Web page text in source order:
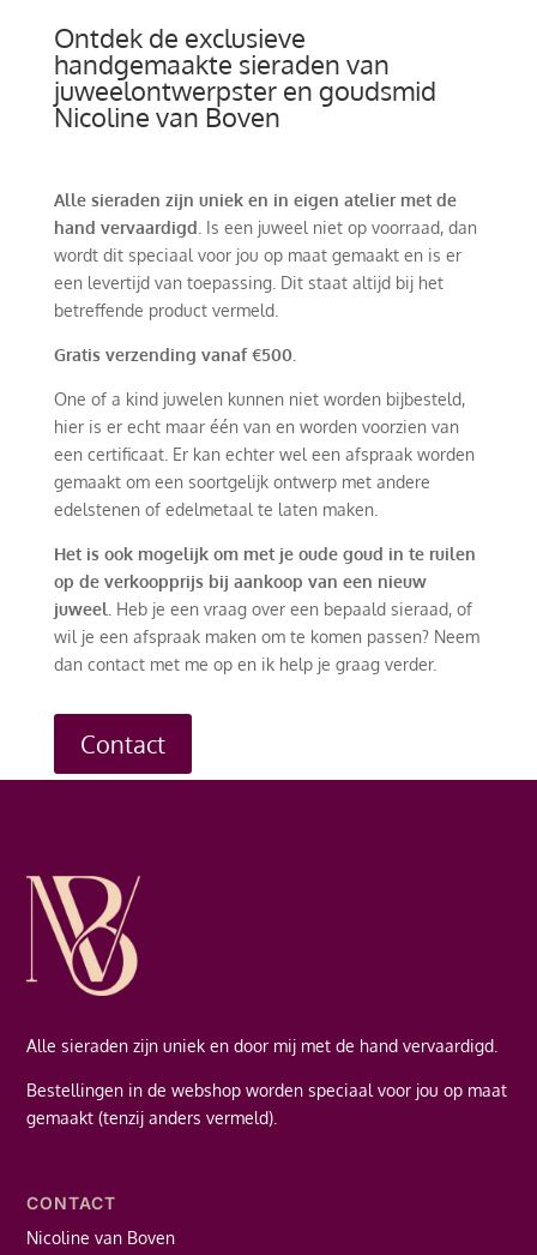
Ontdek de exclusieve
handgemaakte sieraden van
juweelontwerpster en goudsmid
Nicoline van Boven
Alle sieraden zijn uniek en in eigen atelier met de
hand vervaardigd . Is een juweel niet op voorraad, dan
wordt dit speciaal voor jou op maat gemaakt en is er
een levertijd van toepassing. Dit staat altijd bij het
betreffende product vermeld.
Gratis verzending vanaf €500.
One of a kind juwelen kunnen niet worden bijbesteld,
hier is er echt maar één van en worden voorzien van
een certificaat. Er kan echter wel een afspraak worden
gemaakt om een soortgelijk ontwerp met andere
edelstenen of edelmetaal te laten maken.
Het is ook mogelijk om met je oude goud in te ruilen
op de verkoopprijs bij aankoop van een nieuw
juweel. Heb je een vraag over een bepaald sieraad, of
wil je een afspraak maken om te komen passen? Neem
dan contact met me op en ik help je graag verder.
Contact
Alle sieraden zijn uniek en door mij met de hand vervaardigd.
Bestellingen in de webshop worden speciaal voor jou op maat
gemaakt (tenzij anders vermeld).
CONTACT
Nicoline van Boven